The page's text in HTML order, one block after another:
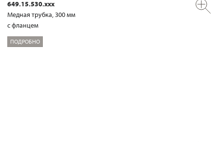
649.15.530.xxx
Медная трубка, 300 мм
с фланцем
ПОДРОБНО